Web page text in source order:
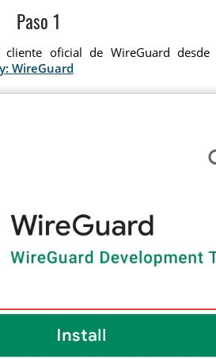
Paso 1
oficial de WireGuard desde
WireGuard